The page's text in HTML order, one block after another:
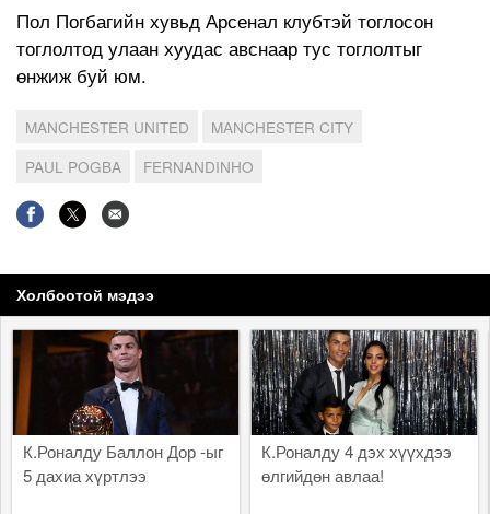
Пол Погбагийн хувьд Арсенал клубтэй тоглосон
тоглолтод улаан хуудас авснаар тус тоглолтыг
өнжиж буй юм.
MANCHESTER UNITED
MANCHESTER CITY
PAUL POGBA
FERNANDINHO
Холбоотой мэдээ
К.Роналду Баллон Дор -ыг
5 дахиа хүртлээ
К.Роналду 4 дэх хүүхдээ
өлгийдөн авлаа!